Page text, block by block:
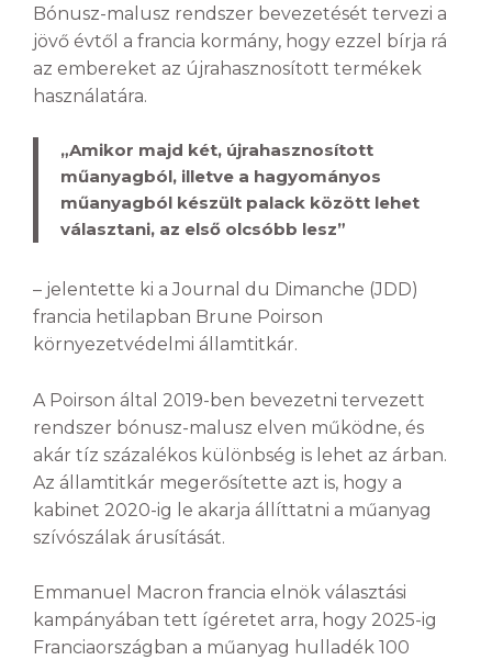
Bónusz-malusz rendszer bevezetését tervezi a
jövő évtől a francia kormány, hogy ezzel bírja rá
az embereket az újrahasznosított termékek
használatára.
„Amikor majd két, újrahasznosított
műanyagból, illetve a hagyományos
műanyagból készült palack között lehet
választani, az első olcsóbb lesz”
– jelentette ki a Journal du Dimanche (JDD)
francia hetilapban Brune Poirson
környezetvédelmi államtitkár.
A Poirson által 2019-ben bevezetni tervezett
rendszer bónusz-malusz elven működne, és
akár tíz százalékos különbség is lehet az árban.
Az államtitkár megerősítette azt is, hogy a
kabinet 2020-ig le akarja állíttatni a műanyag
szívószálak árusítását.
Emmanuel Macron francia elnök választási
kampányában tett ígéretet arra, hogy 2025-ig
Franciaországban a műanyag hulladék 100